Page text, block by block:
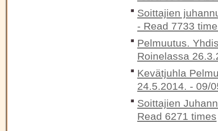
Soittajien
- Read 7733
Pelmuutus.
Roinelassa
Kevätjuhla
24.5.2014. - 09/
Soittajien
Read 6271 times